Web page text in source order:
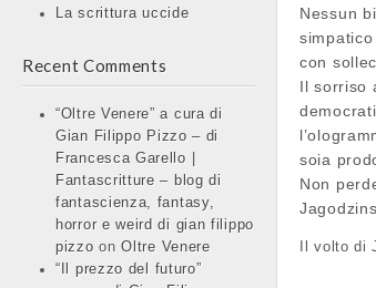
La scrittura uccide
Recent Comments
“Oltre Venere” a cura di
Gian Filippo Pizzo – di
Francesca Garello |
Fantascritture – blog di
fantascienza, fantasy,
horror e weird di gian filippo
pizzo onOltre Venere
“Il prezzo del futuro”
Nessun
simpatico
con
Il sorriso
soia
Non
Il volto di